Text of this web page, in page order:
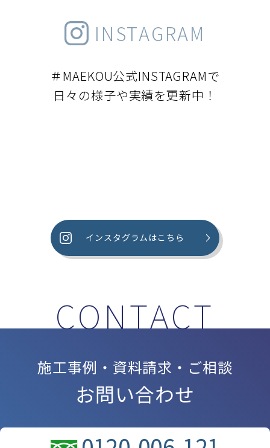
INSTAGRAM
＃MAEKOU公式INSTAGRAMで
日々の様子や実績を更新中！
インスタグラムはこちら
施工事例・資料請求・ご相談
お問い合わせ